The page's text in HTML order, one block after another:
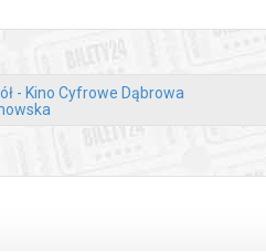
- Kino Cyfrowe Dąbrowa